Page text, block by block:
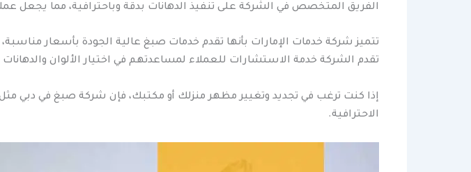
الفريق المتخصص في الشركة على تنفيذ الدهانات بدقة وباحترافية، مما يجعل
تتميز شركة خدمات الإمارات بأنها تقدم خدمات صبغ عالية الجودة بأسعار
تقدم الشركة خدمة الاستشارات للعملاء لمساعدتهم في اختيار الألوان
إذا كنت ترغب في تجديد وتغيير مظهر منزلك أو مكتبك، فإن شركة صبغ في دبي
الاحترافية.